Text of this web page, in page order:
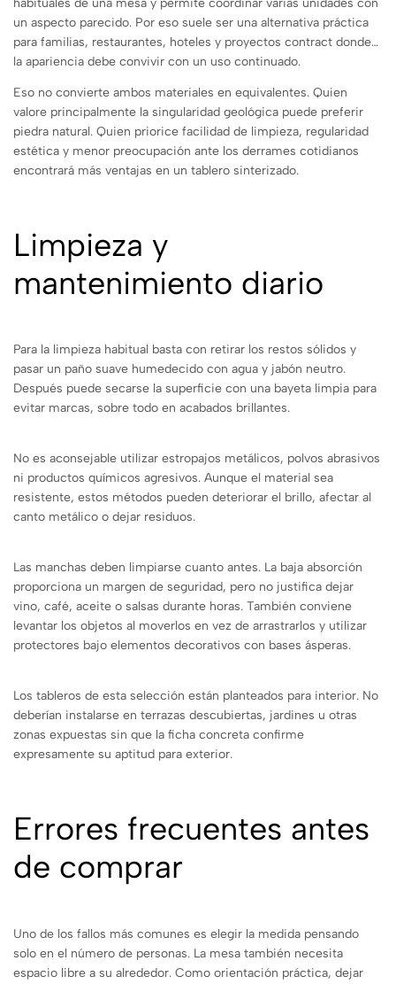
un aspecto parecido. Por eso suele ser una alternativa práctica
para familias, restaurantes, hoteles y proyectos contract donde
la apariencia debe convivir con un uso continuado.
Eso no convierte ambos materiales en equivalentes. Quien
valore principalmente la singularidad geológica puede preferir
piedra natural. Quien priorice facilidad de limpieza, regularidad
estética y menor preocupación ante los derrames cotidianos
encontrará más ventajas en un tablero sinterizado.
Limpieza y
mantenimiento diario
Para la limpieza habitual basta con retirar los restos sólidos y
pasar un paño suave humedecido con agua y jabón neutro.
Después puede secarse la superficie con una bayeta limpia para
evitar marcas, sobre todo en acabados brillantes.
No es aconsejable utilizar estropajos metálicos, polvos abrasivos
ni productos químicos agresivos. Aunque el material sea
resistente, estos métodos pueden deteriorar el brillo, afectar al
canto metálico o dejar residuos.
Las manchas deben limpiarse cuanto antes. La baja absorción
proporciona un margen de seguridad, pero no justifica dejar
vino, café, aceite o salsas durante horas. También conviene
levantar los objetos al moverlos en vez de arrastrarlos y utilizar
protectores bajo elementos decorativos con bases ásperas.
Los tableros de esta selección están planteados para interior. No
deberían instalarse en terrazas descubiertas, jardines u otras
zonas expuestas sin que la ficha concreta confirme
expresamente su aptitud para exterior.
Errores frecuentes antes
de comprar
Uno de los fallos más comunes es elegir la medida pensando
solo en el número de personas. La mesa también necesita
espacio libre a su alrededor. Como orientación práctica, dejar